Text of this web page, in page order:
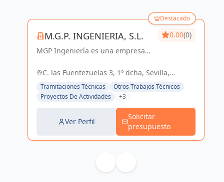
Destacado
M.G.P. INGENIERIA, S.L.
MGP Ingeniería es una empresa
proyectos de Ingeniería y
experiencia en el sector Industrial,
Logístico, Comercial...
0.00(0)
C. las Fuentezuelas 3, 1º dcha, Sevilla,
España, España
Tramitaciones Técnicas
Otros Trabajos Técnicos
Proyectos De Actividades
+3
Ver Perfil
Solicitar
presupuesto